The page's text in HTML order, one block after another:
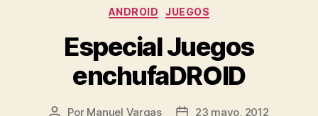
4.0»
Categorías
ANDROID JUEGOS
Especial Juegos
enchufaDROID
Autor
Por Manuel Vargas
Fecha23 mayo, 2012